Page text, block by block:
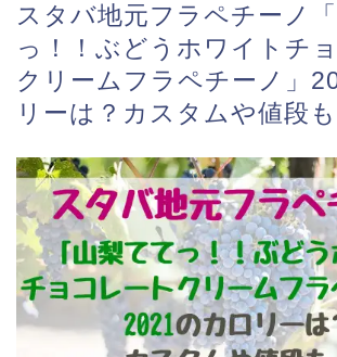
スタバ地元フラペチーノ
っ！！ぶどうホワイトチ
クリームフラペチーノ」
リーは？カスタムや値段も